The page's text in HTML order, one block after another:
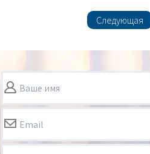
Следующая
Ваше имя
Email